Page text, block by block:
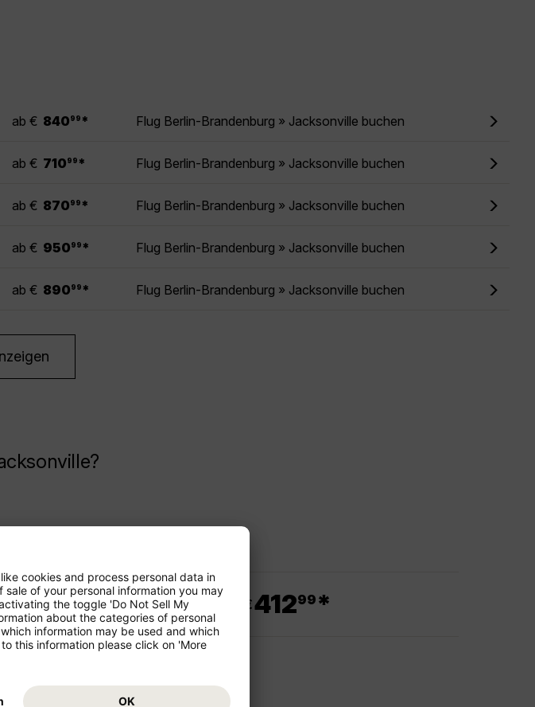
ab € 840 99 * Flug Berlin-Brandenburg » Jacksonville buchen
ab € 710 99 * Flug Berlin-Brandenburg » Jacksonville buchen
ab € 870 99 * Flug Berlin-Brandenburg » Jacksonville buchen
ab € 950 99 * Flug Berlin-Brandenburg » Jacksonville buchen
ab € 890 99 * Flug Berlin-Brandenburg » Jacksonville buchen
Düsseldorf ab €41299 *